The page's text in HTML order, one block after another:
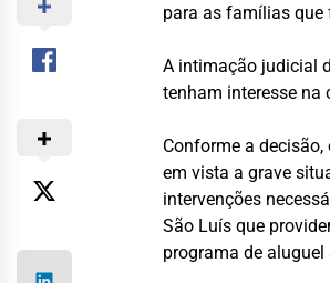
para as famílias que
A intimação judicial
tenham interesse na
Conforme a
em vista a grave
intervenções
São Luís que
programa de